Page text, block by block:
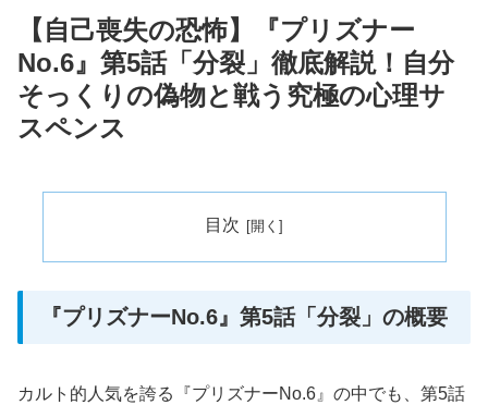
【自己喪失の恐怖】『プリズナー
No.6』第5話「分裂」徹底解説！自分
そっくりの偽物と戦う究極の心理サ
スペンス
目次
『プリズナーNo.6』第5話「分裂」の概要
カルト的人気を誇る『プリズナーNo.6』の中でも、第5話